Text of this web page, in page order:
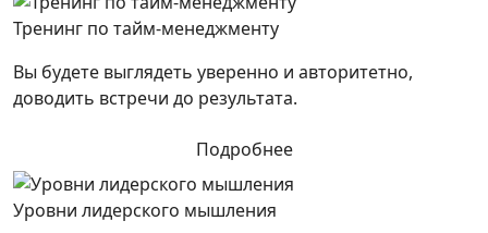
Тренинг по тайм-менеджменту
Вы будете выглядеть уверенно и авторитетно,
доводить встречи до результата.
Подробнее
Уровни лидерского мышления